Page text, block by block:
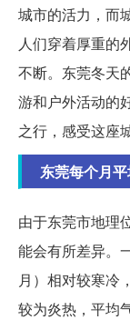
城市的活力，而
人们穿着厚重的
不断。东莞冬天
游和户外活动的
之行，感受这座
东莞每个月
由于东莞市地理
能会有所差异。
月）相对较寒冷
较为炎热，平均